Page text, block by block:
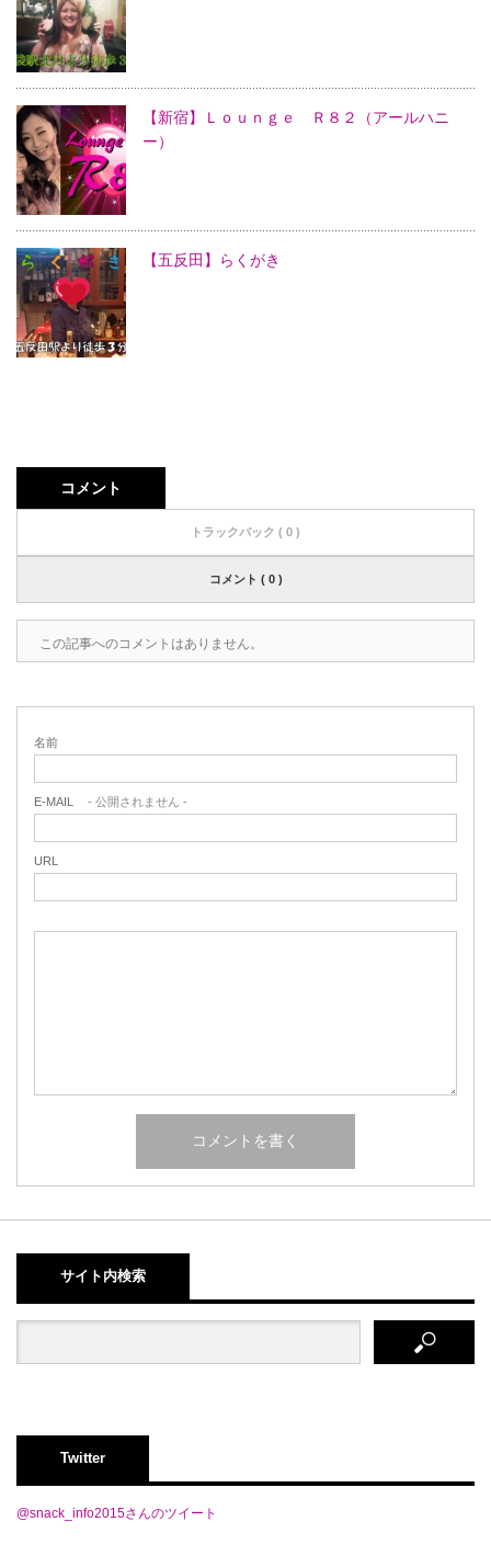
【新宿】Ｌｏｕｎｇｅ Ｒ８２（アールハニ
ー）
【五反田】らくがき
コメント
トラックバック ( 0 )
コメント ( 0 )
この記事へのコメントはありません。
名前
E-MAIL - 公開されません -
URL
サイト内検索
Twitter
@snack_info2015さんのツイート